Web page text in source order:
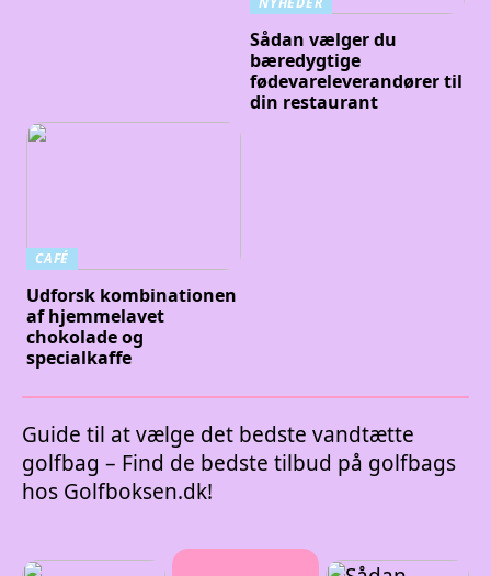
Sådan vælger du
bæredygtige
fødevareleverandører til
din restaurant
CAFÉ
Udforsk kombinationen
af hjemmelavet
chokolade og
specialkaffe
Guide til at vælge det bedste vandtætte
golfbag – Find de bedste tilbud på golfbags
hos Golfboksen.dk!